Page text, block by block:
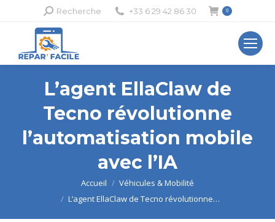
Recherche
Recherche +33 6 29 42 86 30 0
L’agent EllaClaw de
Tecno révolutionne
l’automatisation mobile
avec l’IA
Accueil
Véhicules & Mobilité
L’agent EllaClaw de Tecno révolutionne…